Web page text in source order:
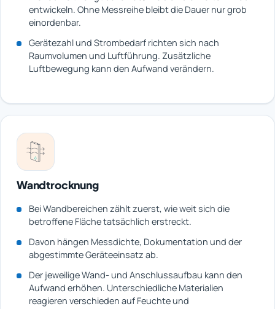
entwickeln. Ohne Messreihe bleibt die Dauer nur grob
einordenbar.
Gerätezahl und Strombedarf richten sich nach
Raumvolumen und Luftführung. Zusätzliche
Luftbewegung kann den Aufwand verändern.
Wandtrocknung
Bei Wandbereichen zählt zuerst, wie weit sich die
betroffene Fläche tatsächlich erstreckt.
Davon hängen Messdichte, Dokumentation und der
abgestimmte Geräteeinsatz ab.
Der jeweilige Wand- und Anschlussaufbau kann den
Aufwand erhöhen. Unterschiedliche Materialien
reagieren verschieden auf Feuchte und